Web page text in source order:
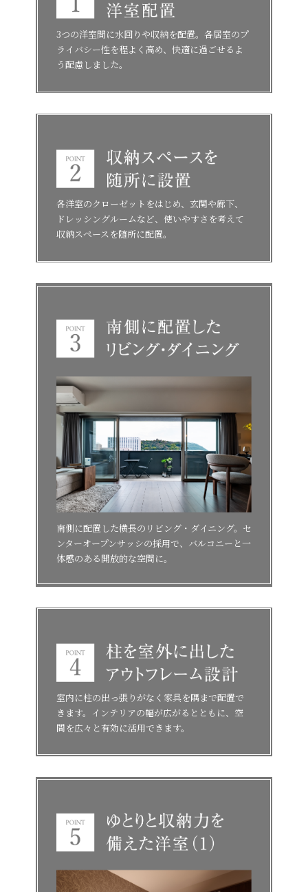
3つの洋室間に水回りや収納を配置。各居室のプ
ライバシー性を程よく高め、快適に過ごせるよ
う配慮しました。
各洋室のクローゼットをはじめ、玄関や廊下、
ドレッシングルームなど、使いやすさを考えて
収納スペースを随所に配置。
南側に配置した横長のリビング・ダイニング。セ
ンターオープンサッシの採用で、バルコニーと一
体感のある開放的な空間に。
室内に柱の出っ張りがなく家具を隅まで配置で
きます。インテリアの幅が広がるとともに、空
間を広々と有効に活用できます。